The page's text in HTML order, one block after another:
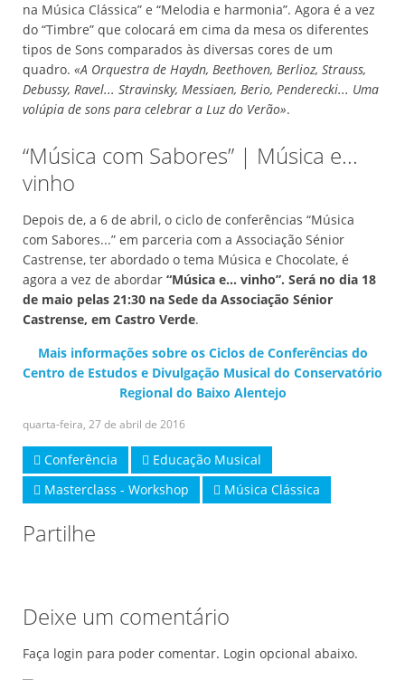
na Música Clássica” e “Melodia e harmonia”. Agora é a vez
do “Timbre” que colocará em cima da mesa os diferentes
tipos de Sons comparados às diversas cores de um
quadro. «A Orquestra de Haydn, Beethoven, Berlioz, Strauss,
Debussy, Ravel... Stravinsky, Messiaen, Berio, Penderecki... Uma
volúpia de sons para celebrar a Luz do Verão».
“Música com Sabores” | Música e...
vinho
Depois de, a 6 de abril, o ciclo de conferências “Música
com Sabores...” em parceria com a Associação Sénior
Castrense, ter abordado o tema Música e Chocolate, é
agora a vez de abordar “Música e... vinho”. Será no dia 18
de maio pelas 21:30 na Sede da Associação Sénior
Castrense, em Castro Verde.
Mais informações sobre os Ciclos de Conferências do
Centro de Estudos e Divulgação Musical do Conservatório
Regional do Baixo Alentejo
quarta-feira, 27 de abril de 2016
Conferência
Educação Musical
Masterclass - Workshop
Música Clássica
Partilhe
Deixe um comentário
Faça login para poder comentar. Login opcional abaixo.